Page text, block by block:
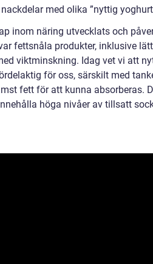
med olika ”nyttig
inom näring utvecklats och
fettsnåla produkter, inklusive lätt
viktminskning. Idag vet vi att
för oss, särskilt med
fett för att kunna absorberas.
höga nivåer av tillsatt